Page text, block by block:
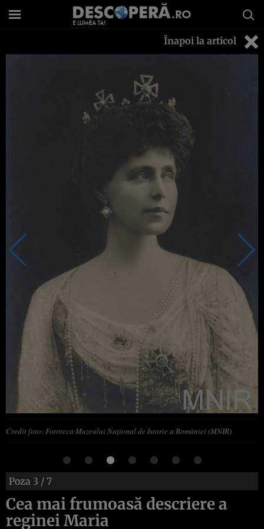
Înapoi la articol
Credit foto: Fototeca Muzeului Național de Istorie a României (MNIR)
Poza 3 / 7
Cea mai frumoasă descriere a
reginei Maria